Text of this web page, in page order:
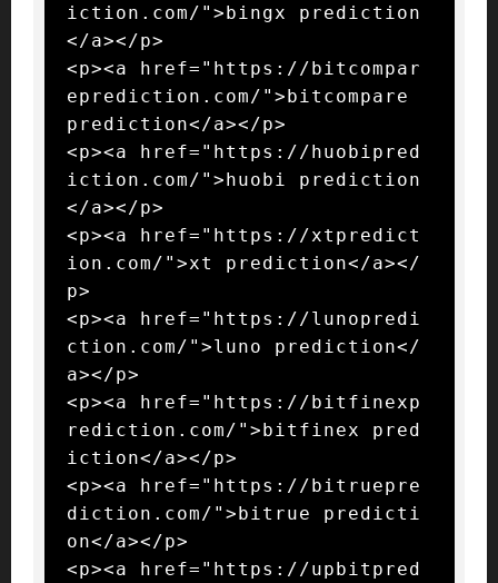
iction.com/">bingx prediction
</a></p>
<p><a href="https://bitcompar
eprediction.com/">bitcompare
prediction</a></p>
<p><a href="https://huobipred
iction.com/">huobi prediction
</a></p>
<p><a href="https://xtpredict
ion.com/">xt prediction</a></
p>
<p><a href="https://lunopredi
ction.com/">luno prediction</
a></p>
<p><a href="https://bitfinexp
rediction.com/">bitfinex pred
iction</a></p>
<p><a href="https://bitruepre
diction.com/">bitrue predicti
on</a></p>
<p><a href="https://upbitpred